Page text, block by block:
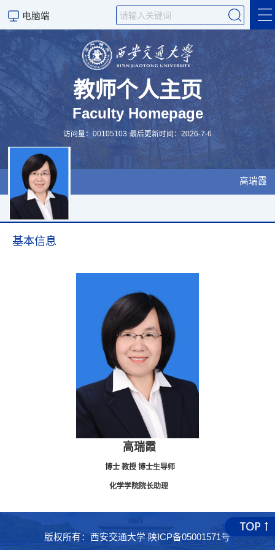
电脑端
首页
招生信息
科学研究
荣誉与奖项
教师个人主页
Faculty Homepage
访问量：00105103 最后更新时间：2026-7-6
高瑞霞
基本信息
高瑞霞
博士 教授 博士生导师
化学学院院长助理
版权所有：西安交通大学 陕ICP备05001571号